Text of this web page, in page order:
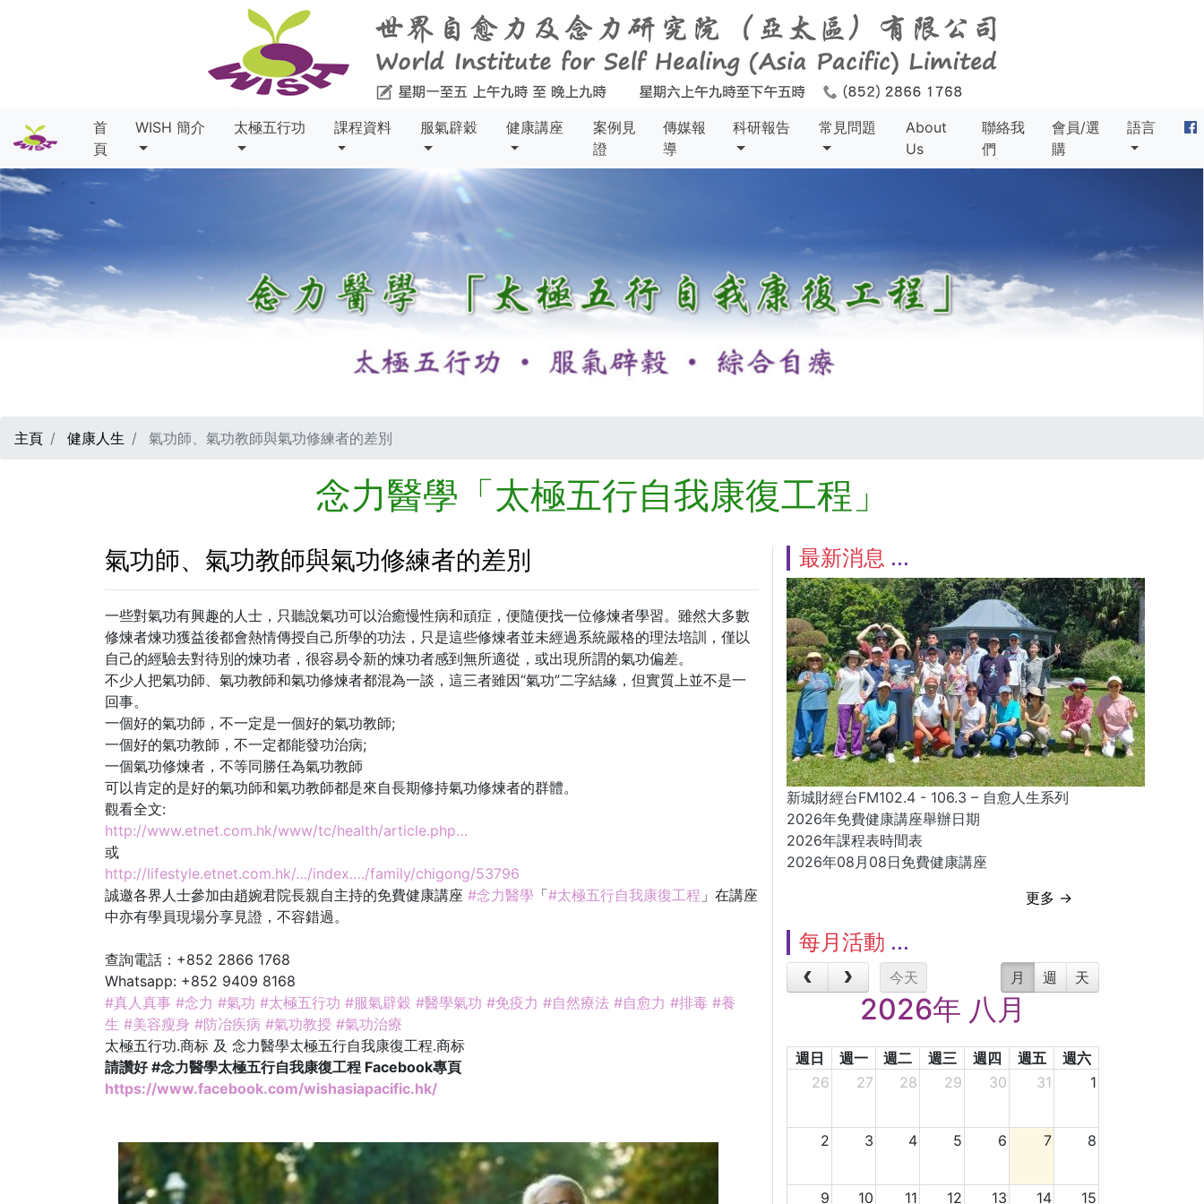
首
頁
WISH 簡介 太極五行功 課程資料 服氣辟穀 健康講座
案例見
證
傳媒報
導
科研報告 常見問題
About
Us
聯絡我
們
會員/選
購
語言
主頁 健康人生 氣功師、氣功教師與氣功修練者的差別
念力醫學「太極五行自我康復工程」
氣功師、氣功教師與氣功修練者的差別
一些對氣功有興趣的人士，只聽說氣功可以治癒慢性病和頑症，便隨便找一位修煉者學習。雖然大多數
修煉者煉功獲益後都會熱情傳授自己所學的功法，只是這些修煉者並未經過系統嚴格的理法培訓，僅以
自己的經驗去對待別的煉功者，很容易令新的煉功者感到無所適從，或出現所謂的氣功偏差。
不少人把氣功師、氣功教師和氣功修煉者都混為一談，這三者雖因“氣功”二字結緣，但實質上並不是一
回事。
一個好的氣功師，不一定是一個好的氣功教師;
一個好的氣功教師，不一定都能發功治病;
一個氣功修煉者，不等同勝任為氣功教師
可以肯定的是好的氣功師和氣功教師都是來自長期修持氣功修煉者的群體。
觀看全文:
http://www.etnet.com.hk/www/tc/health/article.php…
或
http://lifestyle.etnet.com.hk/…/index.…/family/chigong/53796
誠邀各界人士參加由趙婉君院長親自主持的免費健康講座 #念力醫學 「#太極五行自我康復工程 」在講座
中亦有學員現場分享見證，不容錯過。
查詢電話：+852 2866 1768
Whatsapp: +852 9409 8168
#真人真事 #念力 #氣功 #太極五行功 #服氣辟穀 #醫學氣功 #免疫力 #自然療法 #自愈力 #排毒 #養
生 #美容瘦身 #防冶疾病 #氣功教授 #氣功治療
太極五行功.商标 及 念力醫學太極五行自我康復工程.商标
請讚好 #念力醫學太極五行自我康復工程 Facebook專頁
https://www.facebook.com/wishasiapacific.hk/
最新消息
新城財經台FM102.4 - 106.3 – 自愈人生系列
2026年免費健康講座舉辦日期
2026年課程表時間表
2026年08月08日免費健康講座
更多 →
每月活動
今天 月 週 天
2026年 八月
週日 週一 週二 週三 週四 週五
週六
26
27 28 29 30 31 1
2 3 4 5 6 7 8
9 10 11 12 13 14 15